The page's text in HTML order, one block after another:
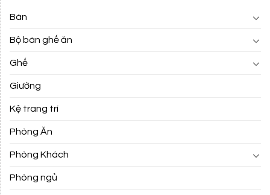
Bàn
Bộ bàn ghế ăn
Ghế
Giường
Kệ trang trí
Phòng Ăn
Phòng Khách
Phòng ngủ